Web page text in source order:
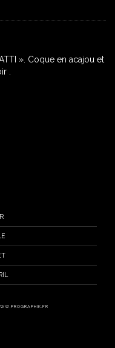
». Coque en acajou et
.